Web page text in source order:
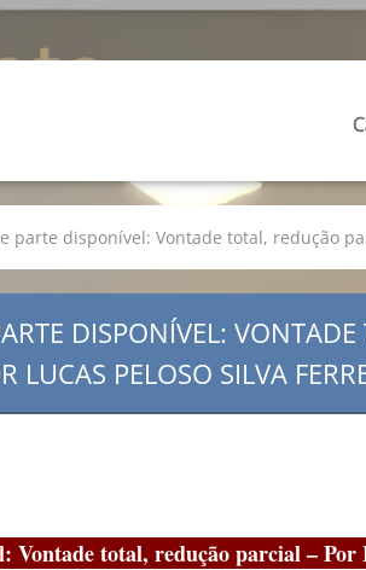
parte disponível: Vontade total, redução
DISPONÍVEL:
LUCAS PELOSO SILVA
Vontade total, redução parcial – Por